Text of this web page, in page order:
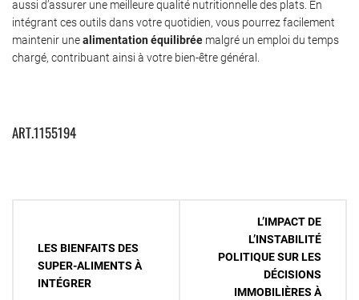
aussi d’assurer une meilleure qualité nutritionnelle des plats. En
intégrant ces outils dans votre quotidien, vous pourrez facilement
maintenir unealimentation équilibrée malgré un emploi du temps
chargé, contribuant ainsi à votre bien-être général.
ART.1155194
l’article
LES BIENFAITS DES
SUPER-ALIMENTS À
INTÉGRER
L’IMPACT DE
L’INSTABILITÉ
POLITIQUE SUR LES
DÉCISIONS
IMMOBILIÈRES À